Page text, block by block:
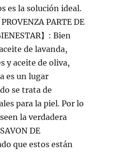
es la solución ideal.
PARTE DE
】: Bien
de lavanda,
y aceite de oliva,
es un lugar
se trata de
para la piel. Por lo
la verdadera
DE
que estos están